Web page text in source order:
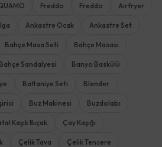
Freddo Freddo Airfryer
Ankastre Ocak Ankastre Set
Bahçe Masa Seti Bahçe Masası
Bahçe Sandalyesi Banyo Baskülü
Battaniye Seti Blender
Buz Makinesi Buzdolabı
Kaşık Bıçak Çay Kaşığı
Çelik Tava Çelik Tencere